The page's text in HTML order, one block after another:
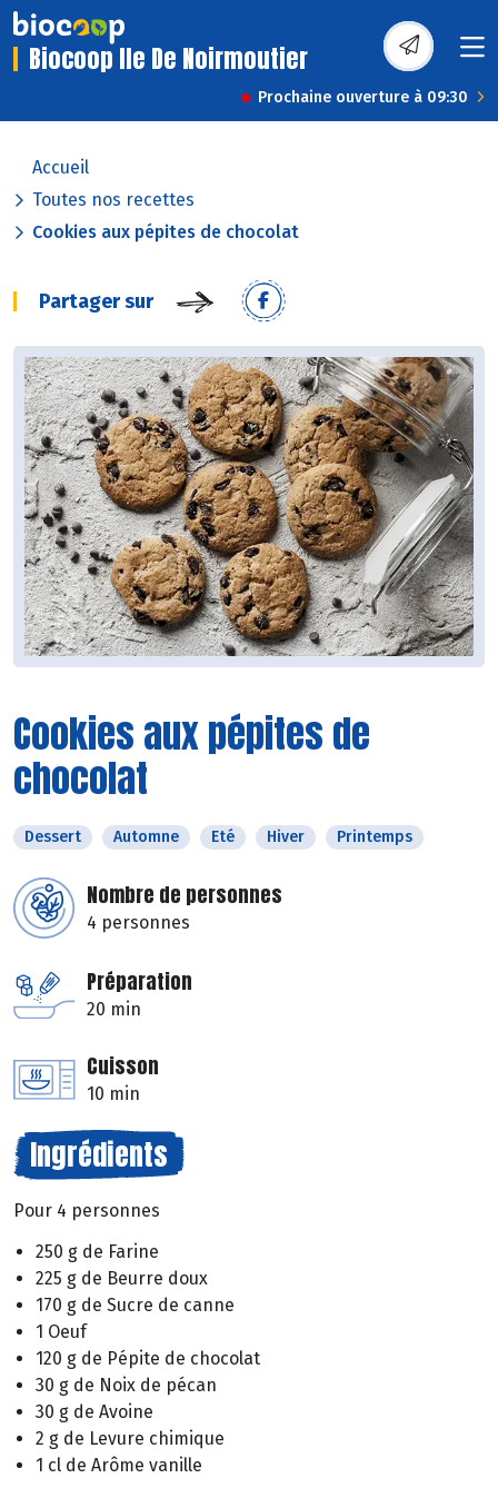
Biocoop Ile De Noirmoutier
Prochaine ouverture à 09:30
Accueil
Toutes nos recettes
Cookies aux pépites de chocolat
Partager sur
Cookies aux pépites de
chocolat
Dessert Automne Eté Hiver Printemps
Nombre de personnes
4 personnes
Préparation
20 min
Cuisson
10 min
Ingrédients
Pour 4 personnes
250 g de Farine
225 g de Beurre doux
170 g de Sucre de canne
1 Oeuf
120 g de Pépite de chocolat
30 g de Noix de pécan
30 g de Avoine
2 g de Levure chimique
1 cl de Arôme vanille